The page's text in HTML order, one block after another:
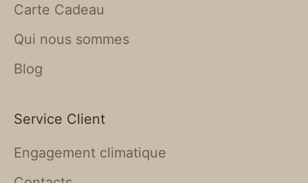
Carte Cadeau
Qui nous sommes
Blog
Service Client
Engagement climatique